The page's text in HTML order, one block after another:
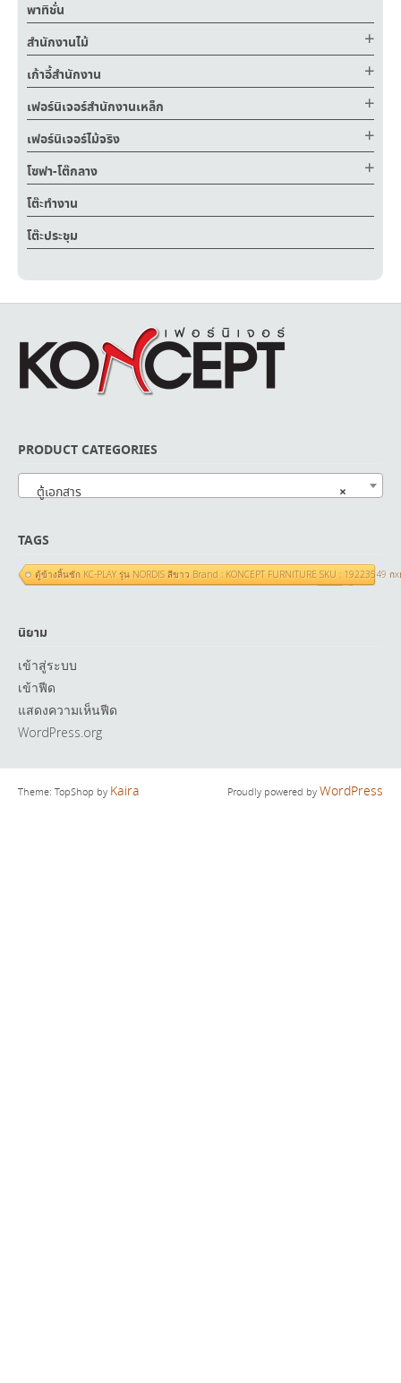
พาทิชั่น
สำนักงานไม้
เก้าอี้สำนักงาน
เฟอร์นิเจอร์สำนักงานเหล็ก
เฟอร์นิเจอร์ไม้จริง
โซฟา-โต๊กลาง
โต๊ะทำงาน
โต๊ะประชุม
PRODUCT CATEGORIES
×
ตู้เอกสาร
TAGS
ตู้ข้างลิ้นชัก KC-PLAY รุ่น NORDIS สีขาว Brand : KONCEPT FURNITURE SKU : 19223549 ก
นิยาม
เข้าสู่ระบบ
เข้าฟีด
แสดงความเห็นฟีด
WordPress.org
Theme: TopShop by Kaira Proudly powered byWordPress